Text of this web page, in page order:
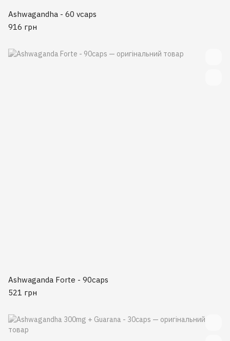
Ashwagandha - 60 vcaps
916 грн
Ashwaganda Forte - 90caps
521 грн